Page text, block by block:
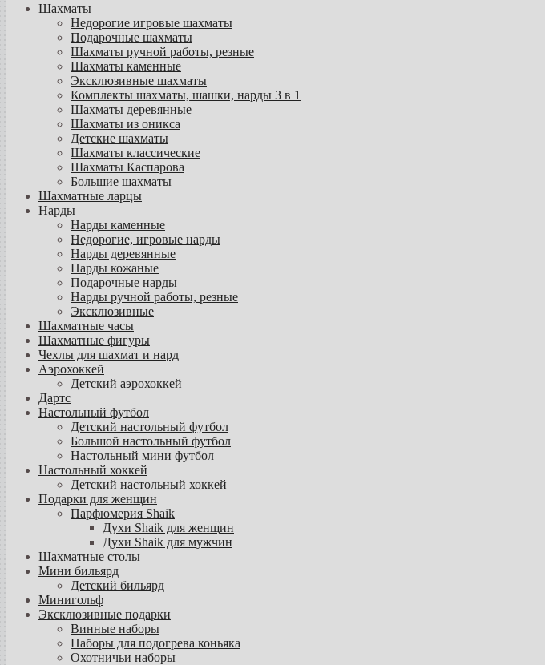
Шахматы
Недорогие игровые шахматы
Подарочные шахматы
Шахматы ручной работы, резные
Шахматы каменные
Эксклюзивные шахматы
Комплекты шахматы, шашки, нарды 3 в 1
Шахматы деревянные
Шахматы из оникса
Детские шахматы
Шахматы классические
Шахматы Каспарова
Большие шахматы
Шахматные ларцы
Нарды
Нарды каменные
Недорогие, игровые нарды
Нарды деревянные
Нарды кожаные
Подарочные нарды
Нарды ручной работы, резные
Эксклюзивные
Шахматные часы
Шахматные фигуры
Чехлы для шахмат и нард
Аэрохоккей
Детский аэрохоккей
Дартс
Настольный футбол
Детский настольный футбол
Большой настольный футбол
Настольный мини футбол
Настольный хоккей
Детский настольный хоккей
Подарки для женщин
Парфюмерия Shaik
Духи Shaik для женщин
Духи Shaik для мужчин
Шахматные столы
Мини бильярд
Детский бильярд
Минигольф
Эксклюзивные подарки
Винные наборы
Наборы для подогрева коньяка
Охотничьи наборы